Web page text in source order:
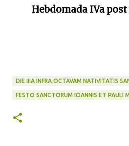
Hebdomada IVa
DIE IIIA INFRA OCTAVAM NATIVITATIS
FESTO SANCTORUM IOANNIS ET PAULI